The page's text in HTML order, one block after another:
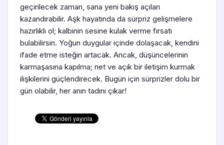
geçirilecek zaman, sana yeni bakış açıları
kazandırabilir. Aşk hayatında da sürpriz gelişmelere
hazırlıklı ol; kalbinin sesine kulak verme fırsatı
bulabilirsin. Yoğun duygular içinde dolaşacak, kendini
ifade etme isteğin artacak. Ancak, düşüncelerinin
karmaşasına kapılma; net ve açık bir iletişim kurmak
ilişkilerini güçlendirecek. Bugün için sürprizler dolu bir
gün olabilir, her anın tadını çıkar!